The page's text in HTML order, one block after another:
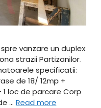
vanzare un duplex
strazii Partizanilor.
specificatii:
de 18/ 12mp +
loc de parcare Corp
… Read more